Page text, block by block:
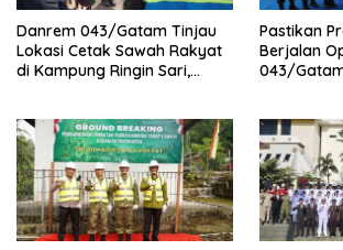
Danrem 043/Gatam Tinjau
Lokasi Cetak Sawah Rakyat
di Kampung Ringin Sari,
Pastikan
Berjalan
043/